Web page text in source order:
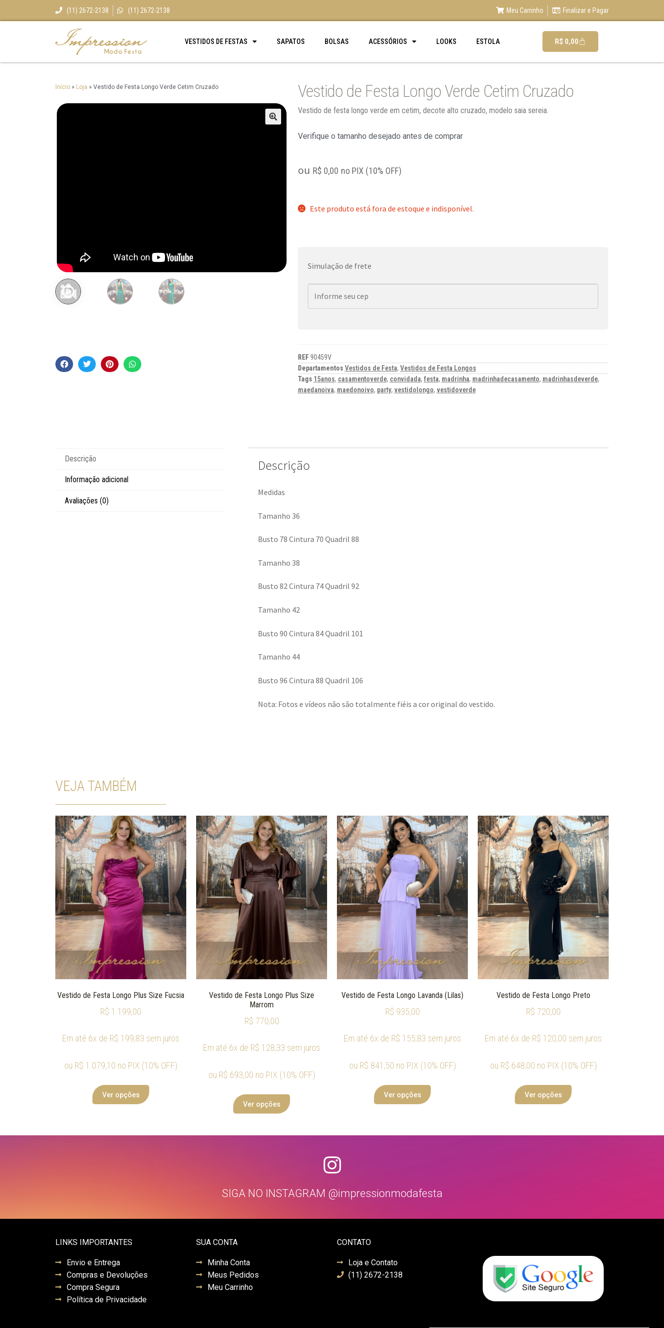
(11) 2672-2138 (11) 2672-2138 Meu Carrinho Finalizar e Pagar
VESTIDOS DE FESTAS SAPATOS BOLSAS ACESSÓRIOS LOOKS ESTOLA R$ 0,00
Início » Loja » Vestido de Festa Longo Verde Cetim Cruzado Vestido de Festa Longo Verde Cetim Cruzado
Vestido de festa longo verde em cetim, decote alto cruzado, modelo saia sereia.
Verifique o tamanho desejado antes de comprar
ou R$ 0,00 no PIX (10% OFF)
Este produto está fora de estoque e indisponível.
Simulação de frete
REF90459V
Departamentos Vestidos de Festa, Vestidos de Festa Longos
Tags 15anos, casamentoverde, convidada, festa, madrinha, madrinhadecasamento, madrinhasdeverde,
maedanoiva, maedonoivo, party, vestidolongo, vestidoverde
Descrição
Informação adicional
Avaliações (0)
Descrição
Medidas
Tamanho 36
Busto 78 Cintura 70 Quadril 88
Tamanho 38
Busto 82 Cintura 74 Quadril 92
Tamanho 42
Busto 90 Cintura 84 Quadril 101
Tamanho 44
Busto 96 Cintura 88 Quadril 106
Nota: Fotos e vídeos não são totalmente fiéis a cor original do vestido.
VEJA TAMBÉM
Vestido de Festa Longo Plus Size Fucsia
R$ 1.199,00
Em até 6x de R$ 199,83 sem juros
ou R$ 1.079,10 no PIX (10% OFF)
Ver opções
Vestido de Festa Longo Plus Size
Marrom
R$ 770,00
Em até 6x de R$ 128,33 sem juros
ou R$ 693,00 no PIX (10% OFF)
Ver opções
Vestido de Festa Longo Lavanda (Lilas)
R$ 935,00
Em até 6x de R$ 155,83 sem juros
ou R$ 841,50 no PIX (10% OFF)
Ver opções
Vestido de Festa Longo Preto
R$ 720,00
Em até 6x de R$ 120,00 sem juros
ou R$ 648,00 no PIX (10% OFF)
Ver opções
SIGA NO INSTAGRAM @impressionmodafesta
LINKS IMPORTANTES
Envio e Entrega
Compras e Devoluções
Compra Segura
Política de Privacidade
SUA CONTA
Minha Conta
Meus Pedidos
Meu Carrinho
CONTATO
Loja e Contato
(11) 2672-2138